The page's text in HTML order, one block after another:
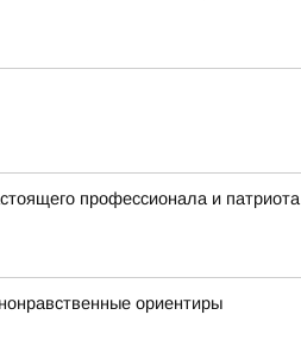
профессионала и
ориентиры